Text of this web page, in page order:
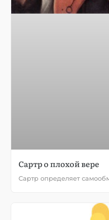
Сартр о плохой вере
Сартр определяет